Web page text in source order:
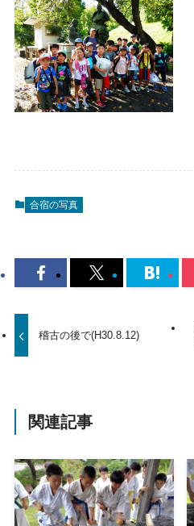
合宿の写真
稽古の後で(H30.8.12)
関連記事